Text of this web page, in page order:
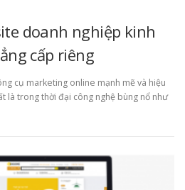
doanh nghiệp kinh
cấp riêng
cụ marketing online mạnh mẽ và hiệu
là trong thời đại công nghệ bùng nổ như